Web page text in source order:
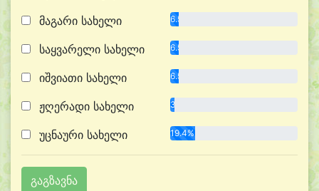
მაგარი სახელი 6.5%
საყვარელი სახელი 6.5%
იშვიათი სახელი 6.5%
ჟღერადი სახელი 3.2%
უცნაური სახელი 19.4%